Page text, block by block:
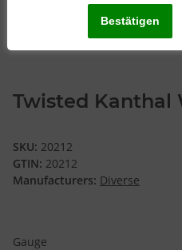
Twisted Kanthal
SKU: 20212
GTIN: 20212
Manufacturers: Diverse
Gauge